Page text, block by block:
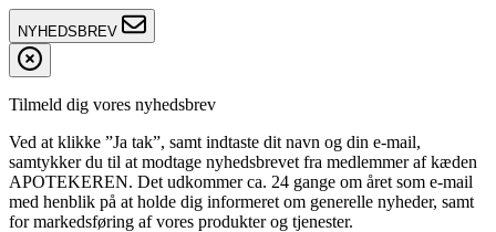
NYHEDSBREV
Tilmeld dig vores nyhedsbrev
Ved at klikke ”Ja tak”, samt indtaste dit navn og din e-mail,
samtykker du til at modtage nyhedsbrevet fra medlemmer af kæden
APOTEKEREN. Det udkommer ca. 24 gange om året som e-mail
med henblik på at holde dig informeret om generelle nyheder, samt
for markedsføring af vores produkter og tjenester.